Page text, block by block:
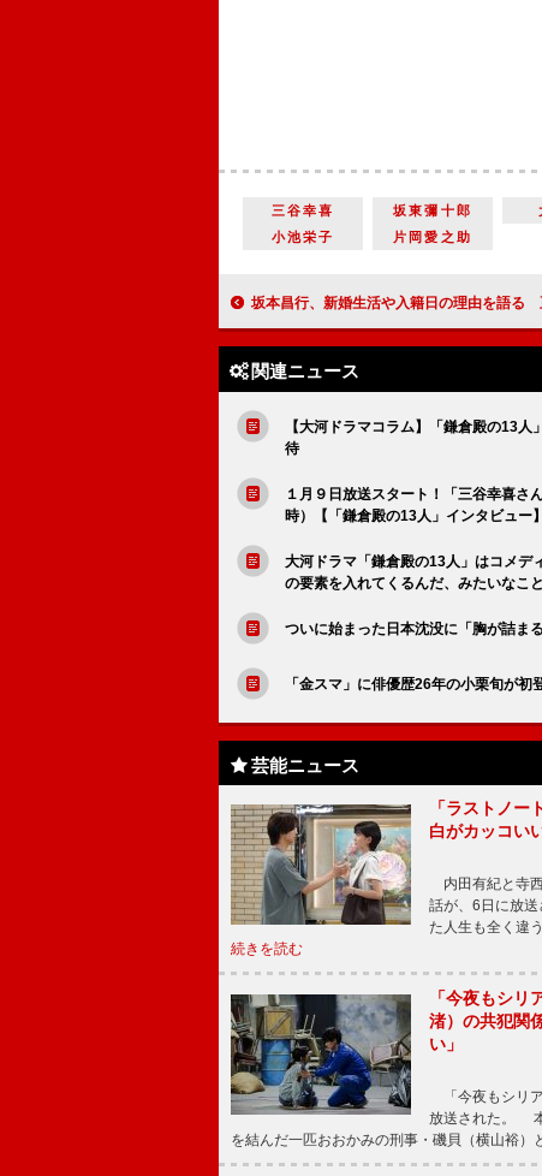
三谷幸喜 坂東彌十郎
小池栄子
片岡愛之助
坂本昌行、新婚生活や入籍日の理由を語る 正月は「おせちをお取り寄せ
関連ニュース
【大河ドラマコラム】「鎌倉殿の13
待
１月９日放送スタート！「三谷幸喜さ
時）【「鎌倉殿の13人」インタビュー】
大河ドラマ「鎌倉殿の13人」はコメ
の要素を入れてくるんだ、みたいなこ
ついに始まった日本沈没に「胸が詰ま
「金スマ」に俳優歴26年の小栗旬が
芸能ニュース
「ラストノ
白がカッコい
内田有紀と寺
話が、6日に放
た人生も全く違
続きを読む
「今夜もシ
渚）の共犯関
い」
「今夜もシリ
放送された。 本
を結んだ一匹おおかみの刑事・磯貝（横山裕